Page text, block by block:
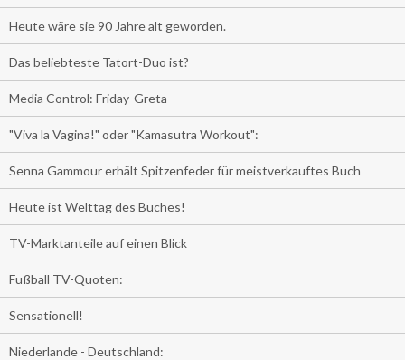
Heute wäre sie 90 Jahre alt geworden.
Das beliebteste Tatort-Duo ist?
Media Control: Friday-Greta
"Viva la Vagina!" oder "Kamasutra Workout":
Senna Gammour erhält Spitzenfeder für meistverkauftes Buch
Heute ist Welttag des Buches!
TV-Marktanteile auf einen Blick
Fußball TV-Quoten:
Sensationell!
Niederlande - Deutschland: